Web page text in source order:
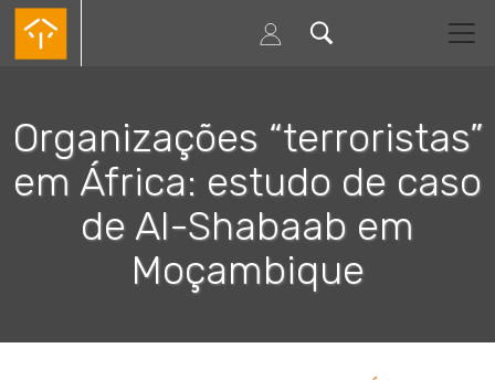
Passar
para
Organizações “terroristas”
em África: estudo de caso
de Al-Shabaab em
Moçambique